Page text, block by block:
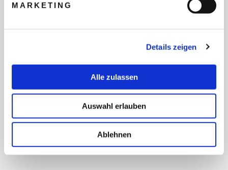
MARKETING
Details zeigen
Alle zulassen
Auswahl erlauben
Ablehnen
FLUG GEWÜNSCHT
PRÄFERIERTER ABFLUGHAFEN
FRAGEN UND WÜNSCHE